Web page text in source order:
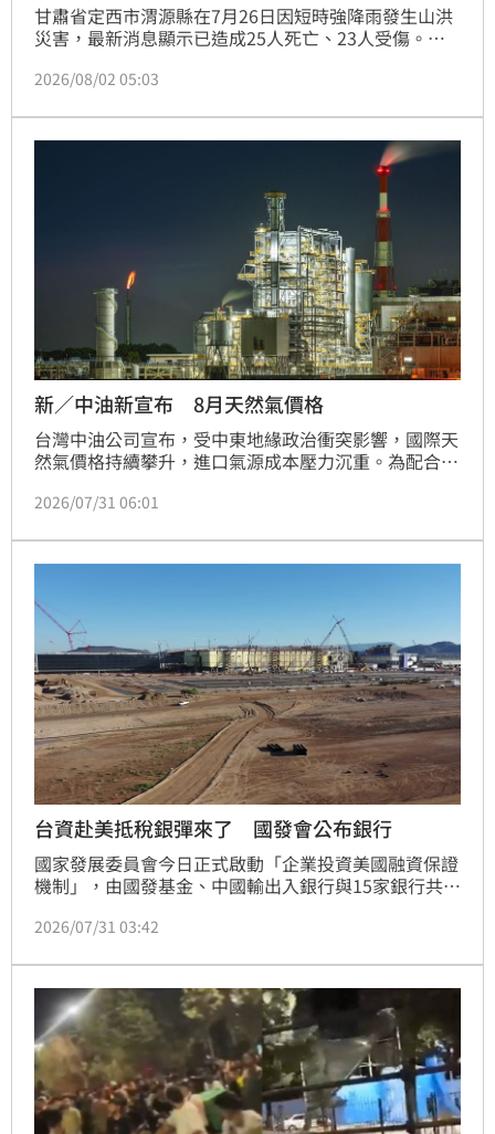
甘肅省定西市渭源縣在7月26日因短時強降雨發生山洪
災害，最新消息顯示已造成25人死亡、23人受傷。中
辦。
2026/08/02 05:03
新／中油新宣布 8月天然氣價格
台灣中油公司宣布，受中東地緣政治衝突影響，國際天
然氣價格持續攀升，進口氣源成本壓力沉重。為配合政
油全額吸收以減輕家庭負擔。至於工業用戶，考量經濟
9.91%以反映成本。中油強調，儘管國際能源波動劇
烈，此次調幅已盡量緩和，未足額部分將持續吸收。未
來將密切關注國際油氣市場走勢，並配合政府政策進行
滾動式檢討，確保國內能源供應穩定，並盡力降低對民
生物價的衝擊與影響。
2026/07/31 06:01
台資赴美抵稅銀彈來了 國發會公布銀行
國家發展委員會今日正式啟動「企業投資美國融資保證
機制」，由國發基金、中國輸出入銀行與15家銀行共同
打造供應鏈，首期專款總額達13.75億美元，預計促成
產業，單一企業融資上限50億美元，並提供最高5成融
資保證。透過公私部門協力分攤銀行授信風險，不僅能
有效滿足赴美投資企業的龐大資金需求，更進一步深化
台美經貿夥伴關係，提升台灣科技產業在全球市場的影
響力，展現政府優化雙邊投資環境與協助企業布局全球
的堅定決心。
2026/07/31 03:42